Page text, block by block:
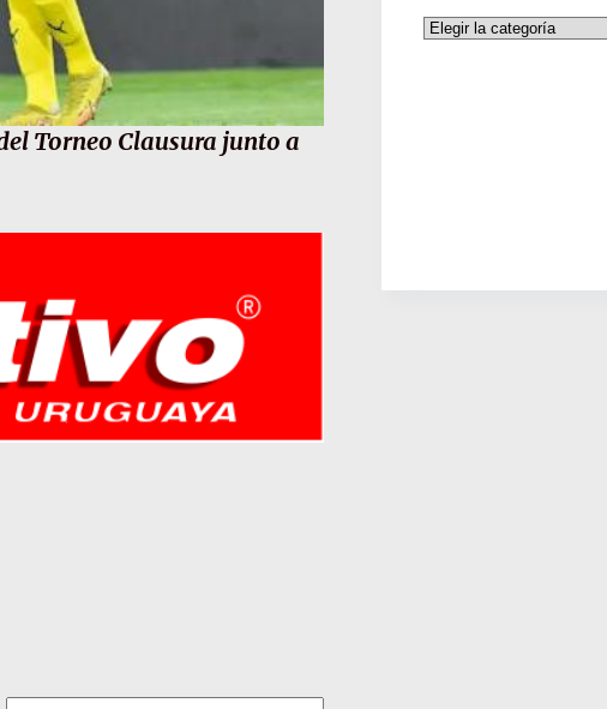
Torneo Clausura junto a
Categorías